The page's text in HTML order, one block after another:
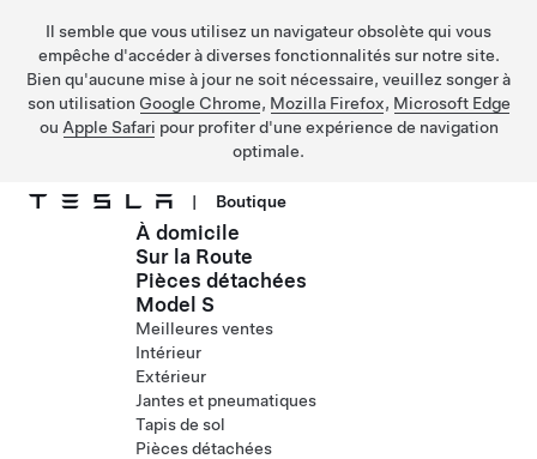
Il semble que vous utilisez un navigateur obsolète qui vous
empêche d'accéder à diverses fonctionnalités sur notre site.
Bien qu'aucune mise à jour ne soit nécessaire, veuillez songer à
son utilisation Google Chrome, Mozilla Firefox, Microsoft Edge
ou Apple Safari pour profiter d'une expérience de navigation
optimale.
Passer au contenu principal
| Boutique
À domicile
Sur la Route
Pièces détachées
Model S
Meilleures ventes
Intérieur
Extérieur
Jantes et pneumatiques
Tapis de sol
Pièces détachées